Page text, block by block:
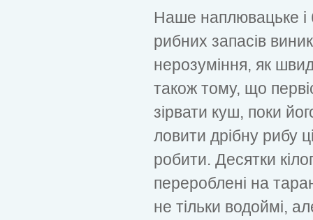
Наше наплювацьке і
рибних запасів
нерозуміння, як
також тому, що
зірвати куш, поки
ловити дрібну рибу
робити. Десятки
перероблені на
не тільки водоймі,